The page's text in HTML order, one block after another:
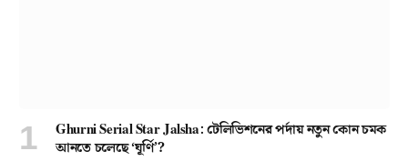
Ghurni Serial Star Jalsha: টেলিভিশনের পর্দায় নতুন কোন চমক
আনতে চলেছে ‘ঘূর্ণি’?